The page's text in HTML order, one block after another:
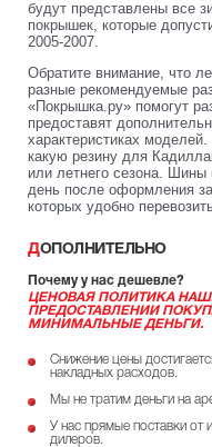
будут представлены все
покрышек, которые
2005-2007.
Обратите внимание, что
разные рекомендуемые
«Покрышка.ру» помогут
предоставят
характеристиках
какую резину для
или летнего сезона.
день после оформления
которых удобно
ДОПОЛНИТЕЛЬНО
Почему у нас дешевле?
ЦЕНОВАЯ ПОЛИТИКА
ПРЕДОСТАВЛЕНИИ
МИНИМАЛЬНЫЕ ДЕНЬГИ.
Снижение цены
накладных расходов.
Мы не тратим деньги на
У нас прямые поставки от
дилеров.